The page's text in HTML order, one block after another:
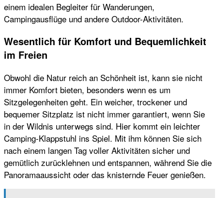
einem idealen Begleiter für Wanderungen,
Campingausflüge und andere Outdoor-Aktivitäten.
Wesentlich für Komfort und Bequemlichkeit
im Freien
Obwohl die Natur reich an Schönheit ist, kann sie nicht
immer Komfort bieten, besonders wenn es um
Sitzgelegenheiten geht. Ein weicher, trockener und
bequemer Sitzplatz ist nicht immer garantiert, wenn Sie
in der Wildnis unterwegs sind. Hier kommt ein leichter
Camping-Klappstuhl ins Spiel. Mit ihm können Sie sich
nach einem langen Tag voller Aktivitäten sicher und
gemütlich zurücklehnen und entspannen, während Sie die
Panoramaaussicht oder das knisternde Feuer genießen.